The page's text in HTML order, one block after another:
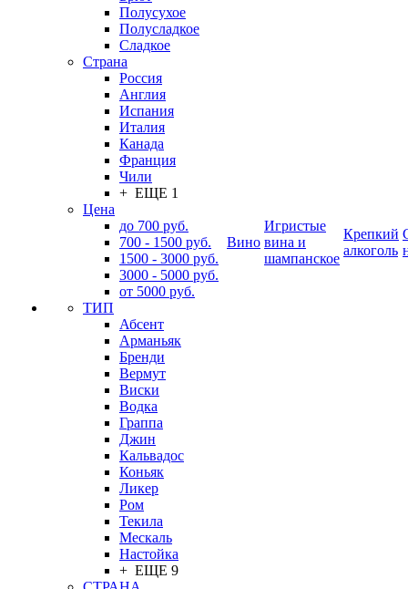
Полусухое
Полусладкое
Сладкое
Страна
Россия
Англия
Испания
Италия
Канада
Франция
Чили
+ ЕЩЕ 1
Цена
до 700 руб.
700 - 1500 руб.
1500 - 3000 руб.
3000 - 5000 руб.
от 5000 руб.
ТИП
Абсент
Арманьяк
Бренди
Вермут
Виски
Водка
Граппа
Джин
Кальвадос
Коньяк
Ликер
Ром
Текила
Мескаль
Настойка
+ ЕЩЕ 9
Вино
Игристые
вина и
шампанское
Крепкий
алкоголь